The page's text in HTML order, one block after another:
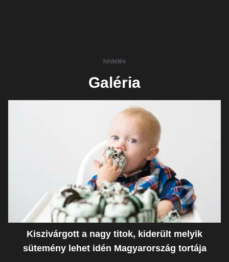
hirdetés
Galéria
Kiszivárgott a nagy titok, kiderült melyik
sütemény lehet idén Magyarország tortája